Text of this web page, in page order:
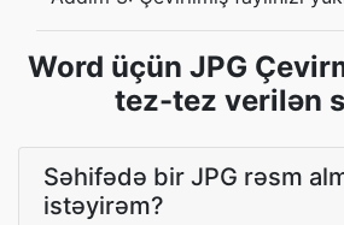
Word üçün JPG
tez-tez verilən
Səhifədə bir JPG rəsm
istəyirəm?